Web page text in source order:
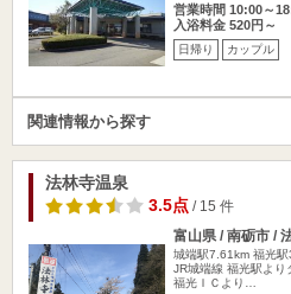
営業時間 10:00～
入浴料金 520円～
日帰り カップル
関連情報から探す
法林寺温泉
3.5点/ 15 件
富山県 / 南砺市 /
城端駅7.61km 福光
JR城端線 福光駅より
福光ＩＣより…